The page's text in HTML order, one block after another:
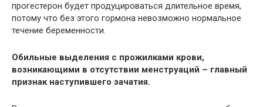
прогестерон будет продуцироваться длительное время,
потому что без этого гормона невозможно нормальное
течение беременности.
Обильные выделения с прожилками крови,
возникающими в отсутствии менструаций – главный
признак наступившего зачатия.